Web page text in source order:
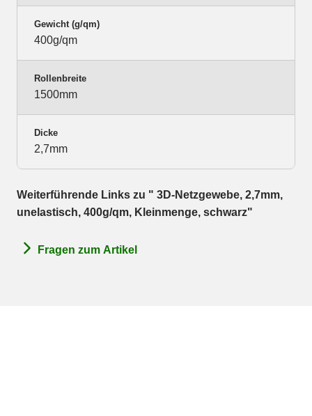
Gewicht (g/qm)
400g/qm
Rollenbreite
1500mm
Dicke
2,7mm
Weiterführende Links zu " 3D-Netzgewebe, 2,7mm,
unelastisch, 400g/qm, Kleinmenge, schwarz"
Fragen zum Artikel